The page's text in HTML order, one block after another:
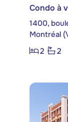
Condo à
Montréal
2
2